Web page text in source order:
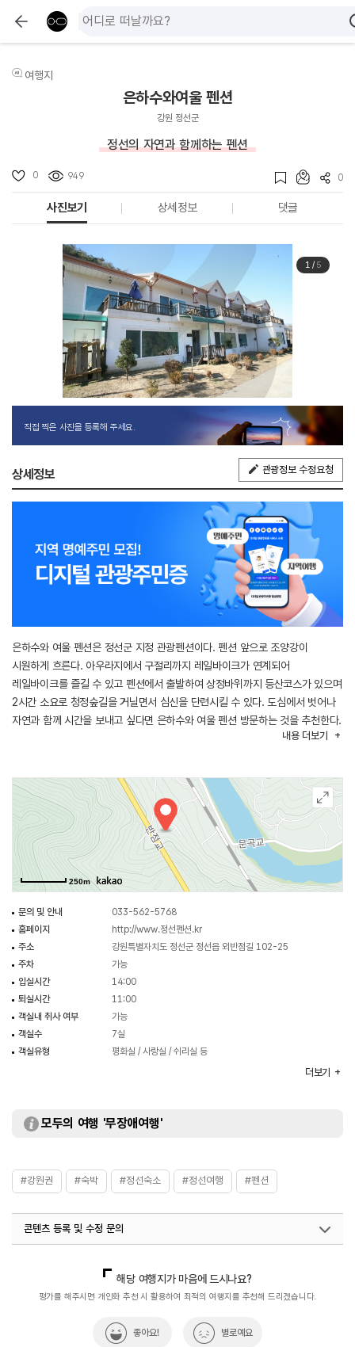
여행지
은하수와여울 펜션
강원 정선군
정선의 자연과 함께하는 펜션
0 949 0
사진보기 상세정보 댓글
1/ 5
직접 찍은 사진을 등록해 주세요.
상세정보 관광정보 수정요청
은하수와 여울 펜션은 정선군 지정 관광펜션이다. 펜션 앞으로 조양강이
시원하게 흐른다. 아우라지에서 구절리까지 레일바이크가 연계되어
레일바이크를 즐길 수 있고 펜션에서 출발하여 상정바위까지 등산코스가 있으며
2시간 소요로 청정숲길을 거닐면서 심신을 단련시킬 수 있다. 도심에서 벗어나
자연과 함께 시간을 보내고 싶다면 은하수와 여울 펜션 방문하는 것을 추천한다.
내용 더보기
250m
문의 및 안내
033-562-5768
홈페이지
http://www.정선펜션.kr
주소
강원특별자치도 정선군 정선읍 외반점길 102-25
주차
가능
입실시간
14:00
퇴실시간
11:00
객실내 취사 여부
가능
객실수
7실
객실유형
평화실 / 사랑실 / 쉬리실 등
더보기
모두의 여행 '무장애여행'
#강원권 #숙박 #정선숙소 #정선여행 #펜션
콘텐츠 등록 및 수정 문의
해당 여행지가 마음에 드시나요?
평가를 해주시면 개인화 추천 시 활용하여 최적의 여행지를 추천해 드리겠습니다.
좋아요! 별로예요